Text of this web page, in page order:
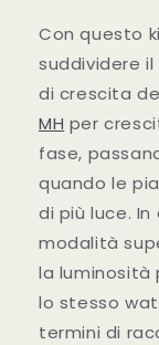
Con questo
suddividere
di crescita
MH per
fase,
quando le
di più luce.
modalità
la luminosità
lo stesso
termini di